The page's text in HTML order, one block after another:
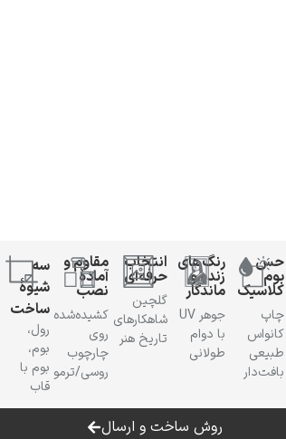
حس
بوم
کلاسیک
چاپ
کانواس
طبیعی
بافت‌دار
رنگ‌های
زنده و
ماندگار
جوهر UV
با دوام
طولانی
انتخاب
حرفه‌ای
گلچین
شاهکارهای
تاریخ هنر
مقاوم و
آمادهٔ
نصب
کشیده‌شده
روی
چارچوب
روسی/ترمو
سه
شیوهٔ
ساخت
رول،
بوم،
بوم با
قاب
روش ساخت و ارسال